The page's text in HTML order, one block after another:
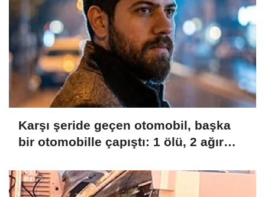
Karşı şeride geçen otomobil, başka
bir otomobille çapıştı: 1 ölü, 2 ağır